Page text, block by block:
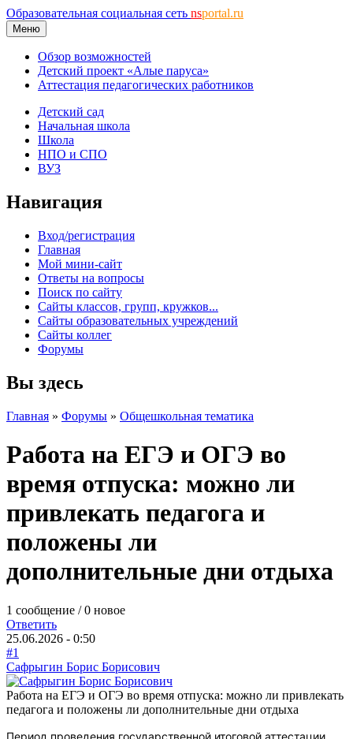
Образовательная социальная сеть nsportal.ru
Меню
Обзор возможностей
Детский проект «Алые паруса»
Аттестация педагогических работников
Детский сад
Начальная школа
Школа
НПО и СПО
ВУЗ
Навигация
Вход/регистрация
Главная
Мой мини-сайт
Ответы на вопросы
Поиск по сайту
Сайты классов, групп, кружков...
Сайты образовательных учреждений
Сайты коллег
Форумы
Вы здесь
Главная » Форумы » Общешкольная тематика
Работа на ЕГЭ и ОГЭ во
время отпуска: можно ли
привлекать педагога и
положены ли
дополнительные дни отдыха
1 сообщение / 0 новое
Ответить
25.06.2026 - 0:50
#1
Сафрыгин Борис Борисович
Работа на ЕГЭ и ОГЭ во время отпуска: можно ли привлекать
педагога и положены ли дополнительные дни отдыха
Период проведения государственной итоговой аттестации